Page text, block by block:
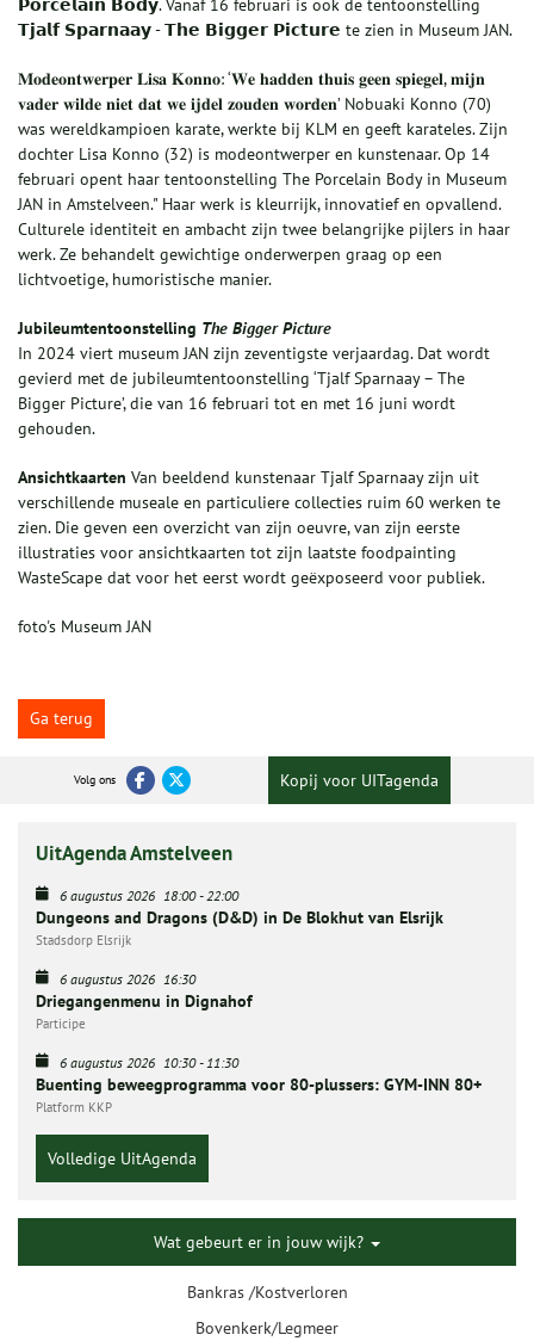
𝗣𝗼𝗿𝗰𝗲𝗹𝗮𝗶𝗻 𝗕𝗼𝗱𝘆. Vanaf 16 februari is ook de tentoonstelling
𝗧𝗷𝗮𝗹𝗳 𝗦𝗽𝗮𝗿𝗻𝗮𝗮𝘆 - 𝗧𝗵𝗲 𝗕𝗶𝗴𝗴𝗲𝗿 𝗣𝗶𝗰𝘁𝘂𝗿𝗲 te zien in Museum JAN.
𝐌𝐨𝐝𝐞𝐨𝐧𝐭𝐰𝐞𝐫𝐩𝐞𝐫 𝐋𝐢𝐬𝐚 𝐊𝐨𝐧𝐧𝐨: ‘𝐖𝐞 𝐡𝐚𝐝𝐝𝐞𝐧 𝐭𝐡𝐮𝐢𝐬 𝐠𝐞𝐞𝐧 𝐬𝐩𝐢𝐞𝐠𝐞𝐥, 𝐦𝐢𝐣𝐧
𝐯𝐚𝐝𝐞𝐫 𝐰𝐢𝐥𝐝𝐞 𝐧𝐢𝐞𝐭 𝐝𝐚𝐭 𝐰𝐞 𝐢𝐣𝐝𝐞𝐥 𝐳𝐨𝐮𝐝𝐞𝐧 𝐰𝐨𝐫𝐝𝐞𝐧’ Nobuaki Konno (70)
was wereldkampioen karate, werkte bij KLM en geeft karateles. Zijn
dochter Lisa Konno (32) is modeontwerper en kunstenaar. Op 14
februari opent haar tentoonstelling The Porcelain Body in Museum
JAN in Amstelveen." Haar werk is kleurrijk, innovatief en opvallend.
Culturele identiteit en ambacht zijn twee belangrijke pijlers in haar
werk. Ze behandelt gewichtige onderwerpen graag op een
lichtvoetige, humoristische manier.
Jubileumtentoonstelling The Bigger Picture
In 2024 viert museum JAN zijn zeventigste verjaardag. Dat wordt
gevierd met de jubileumtentoonstelling ‘Tjalf Sparnaay – The
Bigger Picture’, die van 16 februari tot en met 16 juni wordt
gehouden.
Ansichtkaarten Van beeldend kunstenaar Tjalf Sparnaay zijn uit
verschillende museale en particuliere collecties ruim 60 werken te
zien. Die geven een overzicht van zijn oeuvre, van zijn eerste
illustraties voor ansichtkaarten tot zijn laatste foodpainting
WasteScape dat voor het eerst wordt geëxposeerd voor publiek.
foto's Museum JAN
Ga terug
Volg ons Kopij voor UITagenda
UitAgenda Amstelveen
6 augustus 2026 18:00-22:00
Dungeons and Dragons (D&D) in De Blokhut van Elsrijk
Stadsdorp Elsrijk
6 augustus 2026 16:30
Driegangenmenu in Dignahof
Participe
6 augustus 2026 10:30-11:30
Buenting beweegprogramma voor 80-plussers: GYM-INN 80+
Platform KKP
Volledige UitAgenda
Wat gebeurt er in jouw wijk?
Bankras /Kostverloren
Bovenkerk/Legmeer